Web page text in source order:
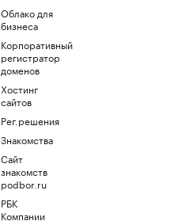
Облако для
бизнеса
Корпоративный
регистратор
доменов
Хостинг
сайтов
Рег.решения
Знакомства
Сайт
знакомств
podbor.ru
РБК
Компании